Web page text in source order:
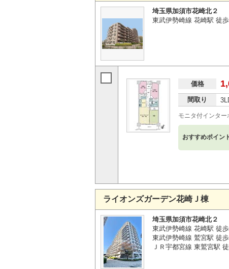
埼玉県加須市花崎北２
東武伊勢崎線 花崎駅 徒
価格
間取り
モニタ付インター
おすすめポイン
ライオンズガーデン花崎Ｊ棟
埼玉県加須市花崎北２
東武伊勢崎線 花崎駅 徒
東武伊勢崎線 鷲宮駅 徒
ＪＲ宇都宮線 東鷲宮駅